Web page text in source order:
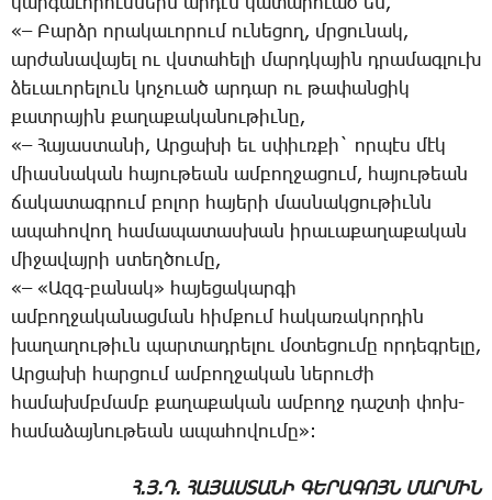
«– ­Բարձր ո­րա­կա­ւո­րում ու­նե­ցող, մրցու­նակ,
ար­ժա­նա­վա­յել ու վստա­հե­լի մարդ­կա­յին դրա­մագ­լուխ
ձե­ւա­ւո­րե­լուն կո­չո­ւած ար­դար ու թա­փան­ցիկ
քատ­րա­յին քա­ղա­քա­կա­նու­թիւ­նը,
«– ­Հա­յաս­տա­նի, Ար­ցա­խի եւ սփիւռ­քի` որ­պէս մէկ
միաս­նա­կան հա­յու­թեան ամ­բող­ջա­ցում, հա­յու­թեան
ճա­կա­տագ­րում բո­լոր հա­յե­րի մաս­նակ­ցու­թիւնն
ա­պա­հո­վող հա­մա­պա­տաս­խան ի­րա­ւա­քա­ղա­քա­կան
մի­ջա­վայ­րի ստեղ­ծու­մը,
«– «Ազգ-բա­նակ» հա­յե­ցա­կար­գի
ամ­բող­ջա­կա­նաց­ման հիմ­քում հա­կա­ռա­կոր­դին
խա­ղա­ղու­թիւն պար­տադ­րե­լու մօ­տե­ցու­մը որ­դեգ­րե­լը,
Ար­ցա­խի հար­ցում ամ­բող­ջա­կան նե­րու­ժի
հա­մախմբ­մամբ քա­ղա­քա­կան ամ­բողջ դաշ­տի փոխ-
հա­մա­ձայ­նու­թեան ա­պա­հո­վու­մը»:
Հ.Յ.Դ. ՀԱՅԱՍՏԱՆԻ ԳԵՐԱԳՈՅՆ ՄԱՐՄԻՆ